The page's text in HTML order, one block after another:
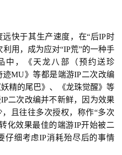
快于其生产速度，在“后IP时
用，成为应对“IP荒”的一种手
中，《 天龙八部 （预约送珍
MU》等都是端游IP二次改编
精的尾巴》、《龙珠觉醒》等
二次改编并不新鲜，因为效果
且往往多次授权，称作“多次
化效果最佳的端游IP开始被二
仔细考虑IP消耗殆尽后的事情